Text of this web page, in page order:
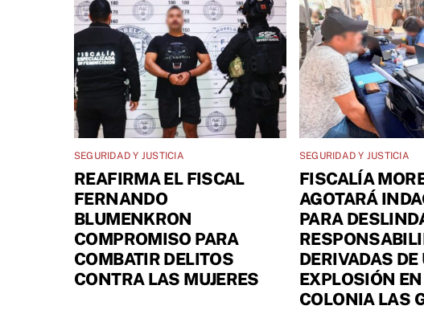
SEGURIDAD Y JUSTICIA
REAFIRMA EL FISCAL
FERNANDO
BLUMENKRON
COMPROMISO PARA
COMBATIR DELITOS
CONTRA LAS MUJERES
SEGURIDAD Y JUSTICIA
FISCALÍA
AGOTARÁ
PARA
DERIVADAS DE
EXPLOSIÓN
COLONIA LAS